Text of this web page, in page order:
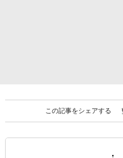
この記事をシェアする